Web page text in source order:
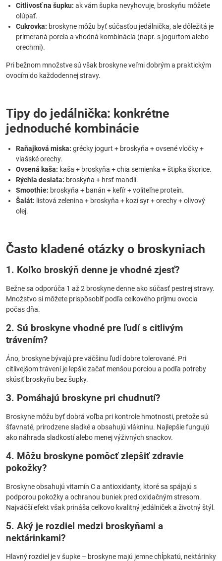
Citlivosť na šupku: ak vám šupka nevyhovuje, broskyňu môžete
olúpať.
Cukrovka: broskyne môžu byť súčasťou jedálnička, ale dôležitá je
primeraná porcia a vhodná kombinácia (napr. s jogurtom alebo
orechmi).
Pri bežnom množstve sú však broskyne veľmi dobrým a praktickým
ovocím do každodennej stravy.
Tipy do jedálnička: konkrétne
jednoduché kombinácie
Raňajková miska: grécky jogurt + broskyňa + ovsené vločky +
vlašské orechy.
Ovsená kaša: kaša + broskyňa + chia semienka + štipka škorice.
Rýchla desiata: broskyňa + hrsť mandlí.
Smoothie: broskyňa + banán + kefír + voliteľne proteín.
Šalát: listová zelenina + broskyňa + kozí syr + orechy + olivový
olej.
Často kladené otázky o broskyniach
1. Koľko broskýň denne je vhodné zjesť?
Bežne sa odporúča 1 až 2 broskyne denne ako súčasť pestrej stravy.
Množstvo si môžete prispôsobiť podľa celkového príjmu ovocia
počas dňa.
2. Sú broskyne vhodné pre ľudí s citlivým
trávením?
Áno, broskyne bývajú pre väčšinu ľudí dobre tolerované. Pri
citlivejšom trávení je lepšie začať menšou porciou a podľa potreby
skúsiť broskyňu bez šupky.
3. Pomáhajú broskyne pri chudnutí?
Broskyne môžu byť dobrá voľba pri kontrole hmotnosti, pretože sú
šťavnaté, prirodzene sladké a obsahujú vlákninu. Najlepšie fungujú
ako náhrada sladkostí alebo menej výživných snackov.
4. Môžu broskyne pomôcť zlepšiť zdravie
pokožky?
Broskyne obsahujú vitamín C a antioxidanty, ktoré sa spájajú s
podporou pokožky a ochranou buniek pred oxidačným stresom.
Najväčší efekt však prináša celkovo kvalitný jedálniček a životný štýl.
5. Aký je rozdiel medzi broskyňami a
nektárinkami?
Hlavný rozdiel je v šupke – broskyne majú jemne chĺpkatú, nektárinky